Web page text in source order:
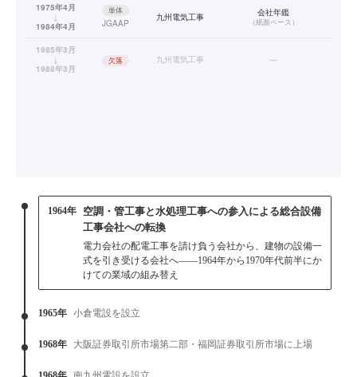
1975年4月
↓
1984年4月
単体
JGAAP
九州電気工事 会社年鑑
（紙面ベース）
1985年3月
↓
1988年3月
欠落 九州電気工事 —
1964年
空調・管工事と水処理工事への参入による総合設備
工事会社への転換
電力会社の配電工事を請け負う会社から、建物の設備一
式を引き受ける会社へ——1964年から1970年代前半にか
けての業域の組み替え
1965年 小倉電設を設立
1968年 大阪証券取引所市場第二部・福岡証券取引所市場に上場